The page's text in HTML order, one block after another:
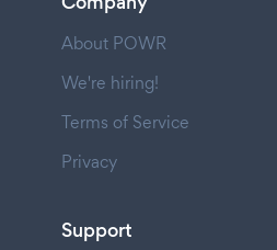
About POWR
We're hiring!
Terms of Service
Privacy
Support